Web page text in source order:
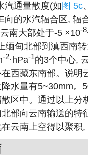
汽通量散度(如图 5c
向的水汽辐合区, 辐
南大部处于-5 ×10-8
缅甸北部到滇西南
-2·hPa-1的3个中心,
西藏东南部。说明
水量有5~30mm。
区中。通过以上分
部向云南输送的特
云南上空得以聚积